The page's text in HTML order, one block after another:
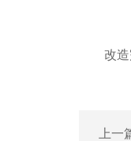
改造完
上一